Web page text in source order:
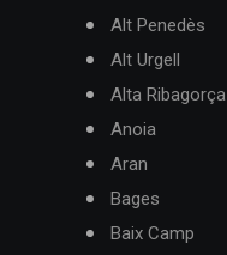
Alt Penedès
Alt Urgell
Alta Ribagorça
Anoia
Aran
Bages
Baix Camp